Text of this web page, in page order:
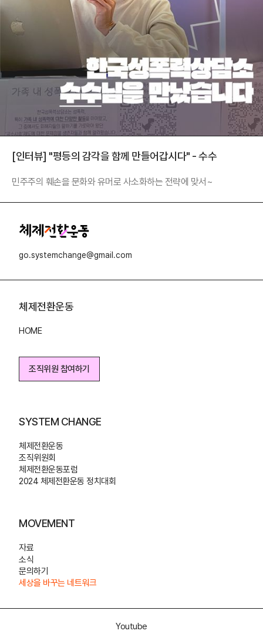
[인터뷰] "평등의 감각을 함께 만들어갑시다" - 수수
민주주의 훼손을 문화와 유머로 사소화하는 전략에 맞서~
go.systemchange@gmail.com
체제전환운동
HOME
조직위원 참여하기
SYSTEM CHANGE
체제전환운동
조직위원회
체제전환운동포럼
2024 체제전환운동 정치대회
MOVEMENT
자료
소식
문의하기
세상을 바꾸는 네트워크
Youtube